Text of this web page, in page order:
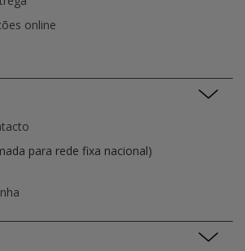
online
para rede fixa nacional)